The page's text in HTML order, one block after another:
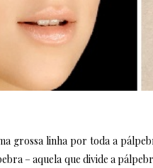
grossa linha por toda a
– aquela que divide a